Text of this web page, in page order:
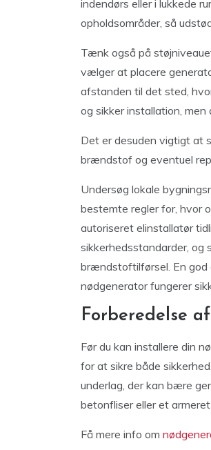
indendørs eller i lukkede
opholdsområder, så
Tænk også på
vælger at placere
afstanden til det sted,
og sikker installation,
Det er desuden vigtigt at
brændstof og eventuel
Undersøg lokale
bestemte regler for, hvor
autoriseret elinstallatør
sikkerhedsstandarder, og
brændstoftilførsel. En god
nødgenerator fungerer
Forberedelse
Før du kan installere din
for at sikre både
underlag, der kan bære
betonfliser eller et
Få mere info om